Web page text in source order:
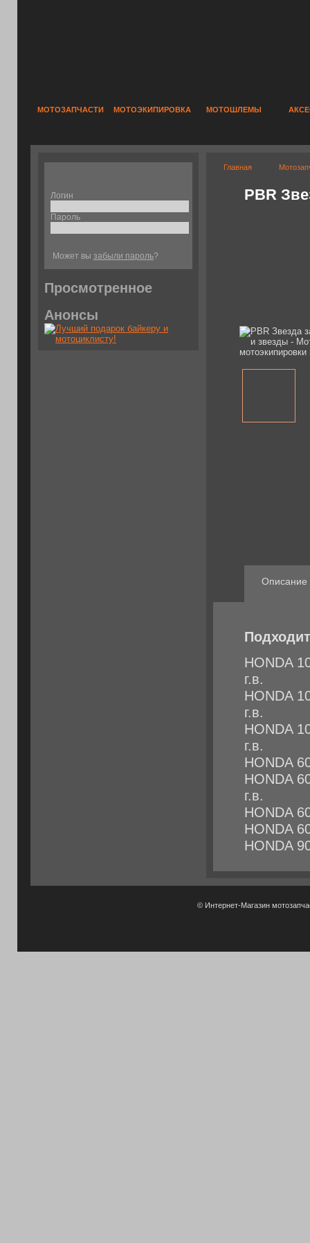
МОТОЗАПЧАСТИ МОТОЭКИПИРОВКА МОТОШЛЕМЫ
Логин
Пароль
Может вы забыли пароль?
Просмотренное
Анонсы
Главная
PBR
Описание
HONDA
г.в.
HONDA
г.в.
HONDA
г.в.
HONDA
HONDA
г.в.
HONDA
HONDA
HONDA
© Интернет-Магазин